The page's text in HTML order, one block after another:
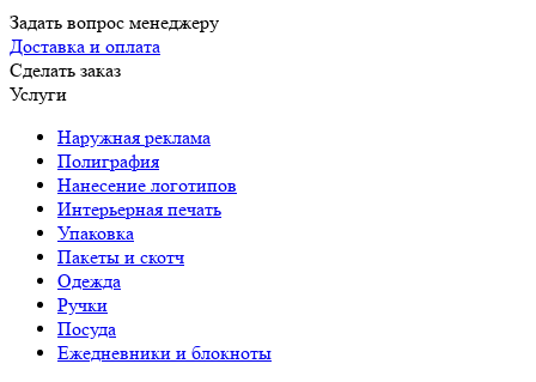
Задать вопрос менеджеру
Доставка и оплата
Сделать заказ
Услуги
Наружная реклама
Полиграфия
Нанесение логотипов
Интерьерная печать
Упаковка
Пакеты и скотч
Одежда
Ручки
Посуда
Ежедневники и блокноты